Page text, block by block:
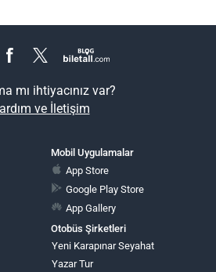
mı ihtiyacınız var?
ve İletişim
Mobil Uygulamalar
App Store
Google Play Store
App Gallery
Otobüs Şirketleri
Yeni Karapınar Seyahat
Yazar Tur